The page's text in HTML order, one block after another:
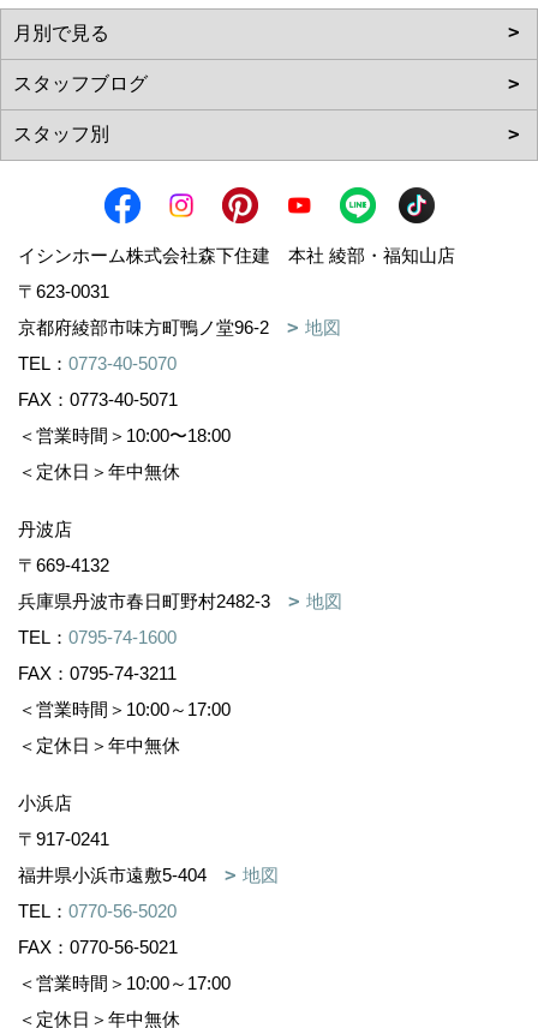
イシンホーム株式会社森下住建 本社 綾部・福知山店
〒623-0031
京都府綾部市味方町鴨ノ堂96-2
地図
TEL： 0773-40-5070
FAX：0773-40-5071
＜営業時間＞10:00〜18:00
＜定休日＞年中無休
丹波店
〒669-4132
兵庫県丹波市春日町野村2482-3
地図
TEL： 0795-74-1600
FAX：0795-74-3211
＜営業時間＞10:00～17:00
＜定休日＞年中無休
小浜店
〒917-0241
福井県小浜市遠敷5-404
地図
TEL： 0770-56-5020
FAX：0770-56-5021
＜営業時間＞10:00～17:00
＜定休日＞年中無休